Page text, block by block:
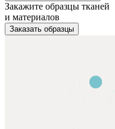
Закажите образцы тканей
и материалов
Заказать образцы